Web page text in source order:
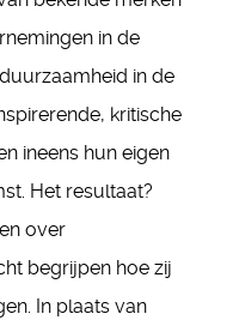
in de
in de
kritische
ineens hun eigen
Het resultaat?
over
begrijpen hoe zij
In plaats van